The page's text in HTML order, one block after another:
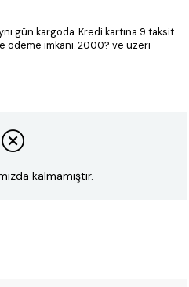
gün kargoda.Kredi kartına 9 taksit
ödeme imkanı.2000? ve üzeri
kalmamıştır.